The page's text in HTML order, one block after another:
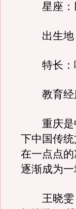
星座：
出生地
特长：
教育经历
重庆是中
下中国传
在一点点
逐渐成为一
王晓雯，